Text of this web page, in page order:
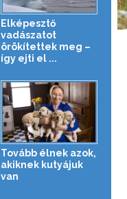
Elképesztő
vadászatot
örökítettek meg –
így ejti el ...
Tovább élnek azok,
akiknek kutyájuk
van